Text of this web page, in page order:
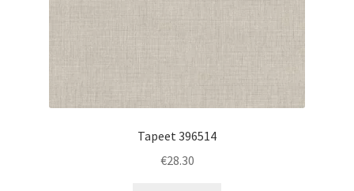
Tapeet 396514
€28.30